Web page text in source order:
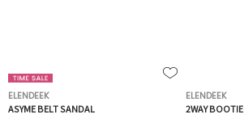
ELENDEEK
ASYME BELT SANDAL
ELENDEEK
2WAY BOOTIE